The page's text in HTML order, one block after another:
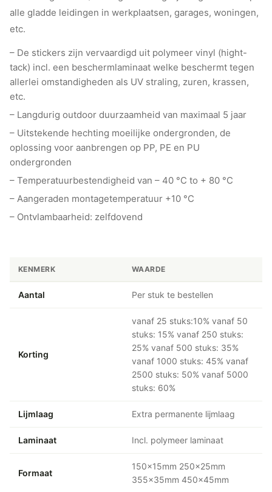
alle gladde leidingen in werkplaatsen, garages, woningen,
etc.
– De stickers zijn vervaardigd uit polymeer vinyl (hight-
tack) incl. een beschermlaminaat welke beschermt tegen
allerlei omstandigheden als UV straling, zuren, krassen,
etc.
– Langdurig outdoor duurzaamheid van maximaal 5 jaar
– Uitstekende hechting moeilijke ondergronden, de
oplossing voor aanbrengen op PP, PE en PU
ondergronden
– Temperatuurbestendigheid van – 40 °C to + 80 °C
– Aangeraden montagetemperatuur +10 °C
– Ontvlambaarheid: zelfdovend
KENMERK WAARDE
Aantal Per stuk te bestellen
Korting
vanaf 25 stuks:10% vanaf 50
stuks: 15% vanaf 250 stuks:
25% vanaf 500 stuks: 35%
vanaf 1000 stuks: 45% vanaf
2500 stuks: 50% vanaf 5000
stuks: 60%
Lijmlaag Extra permanente lijmlaag
Laminaat Incl. polymeer laminaat
Formaat
150x15mm 250x25mm
355x35mm 450x45mm